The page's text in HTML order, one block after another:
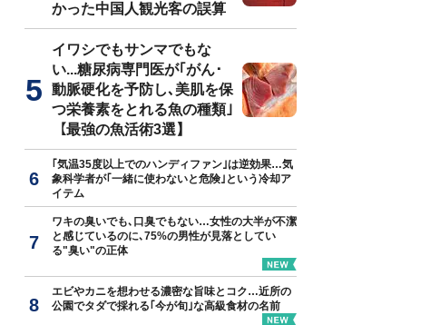
かった中国人観光客の誤算
イワシでもサンマでもな
い...糖尿病専門医が｢がん･
動脈硬化を予防し､美肌を保
つ栄養素をとれる魚の種類｣
【最強の魚活術3選】
｢気温35度以上でのハンディファン｣は逆効果…気
象科学者が｢一緒に使わないと危険｣という冷却ア
イテム
ワキの臭いでも､口臭でもない…女性の大半が不潔
と感じているのに､75%の男性が見落としてい
る"臭い"の正体
エビやカニを想わせる濃密な旨味とコク…近所の
公園でタダで採れる｢今が旬｣な高級食材の名前